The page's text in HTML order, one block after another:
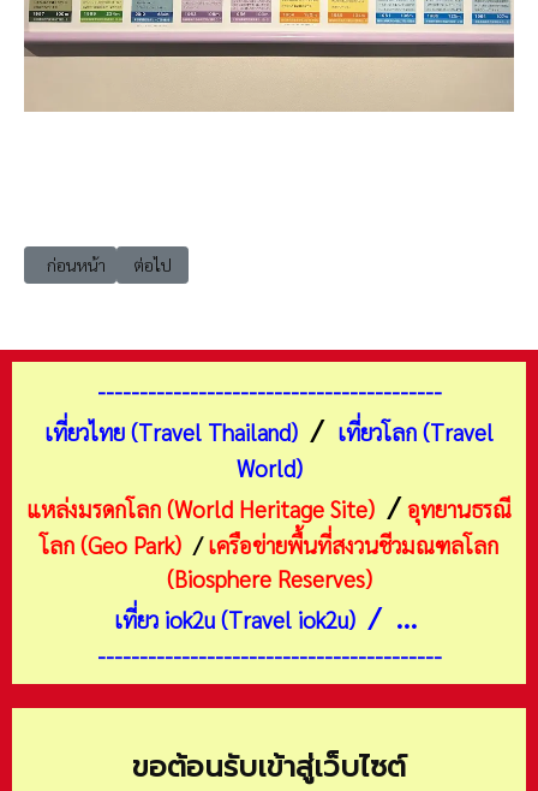
เนื้อหาก่อนหน้า: เที่ยวญี่ปุ่น โออิตะ หมู่บ้านยูฟูอิน ทะเลสาบคินริน (Kinrin
ก่อนหน้า เนื้อหาถัดไป: เที่ยวญี่ปุ่น ไอจิ นาโกย่า อาคารผู้โดยสารโอเอซิ
ต่อไป
-----------------------------------------
เที่ยวไทย (Travel Thailand) / เที่ยวโลก (Travel
World)
แหล่งมรดกโลก (World Heritage Site) /อุทยานธรณี
โลก (Geo Park) /เครือข่ายพื้นที่สงวนชีวมณฑลโลก
(Biosphere Reserves)
เที่ยว iok2u (Travel iok2u) / ...
-----------------------------------------
ขอต้อนรับเข้าสู่เว็บไซต์